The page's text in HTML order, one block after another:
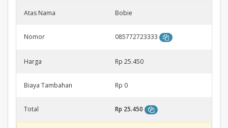
Atas Nama Bobie
Nomor 085772723333
Harga Rp 25.450
Biaya Tambahan Rp 0
Total Rp 25.450